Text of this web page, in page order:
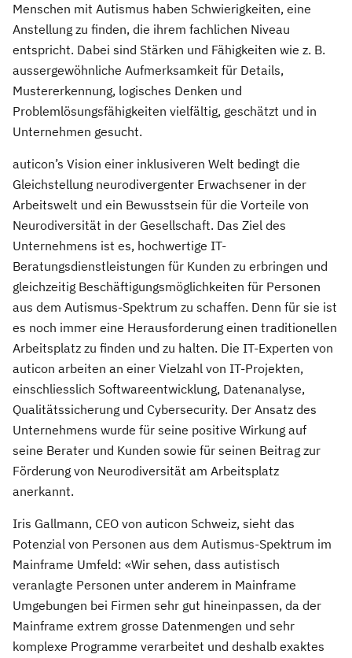
Menschen mit Autismus haben Schwierigkeiten, eine
Anstellung zu finden, die ihrem fachlichen Niveau
entspricht. Dabei sind Stärken und Fähigkeiten wie z. B.
aussergewöhnliche Aufmerksamkeit für Details,
Mustererkennung, logisches Denken und
Problemlösungsfähigkeiten vielfältig, geschätzt und in
Unternehmen gesucht.
auticon’s Vision einer inklusiveren Welt bedingt die
Gleichstellung neurodivergenter Erwachsener in der
Arbeitswelt und ein Bewusstsein für die Vorteile von
Neurodiversität in der Gesellschaft. Das Ziel des
Unternehmens ist es, hochwertige IT-
Beratungsdienstleistungen für Kunden zu erbringen und
gleichzeitig Beschäftigungsmöglichkeiten für Personen
aus dem Autismus-Spektrum zu schaffen. Denn für sie ist
es noch immer eine Herausforderung einen traditionellen
Arbeitsplatz zu finden und zu halten. Die IT-Experten von
auticon arbeiten an einer Vielzahl von IT-Projekten,
einschliesslich Softwareentwicklung, Datenanalyse,
Qualitätssicherung und Cybersecurity. Der Ansatz des
Unternehmens wurde für seine positive Wirkung auf
seine Berater und Kunden sowie für seinen Beitrag zur
Förderung von Neurodiversität am Arbeitsplatz
anerkannt.
Iris Gallmann, CEO von auticon Schweiz, sieht das
Potenzial von Personen aus dem Autismus-Spektrum im
Mainframe Umfeld: «Wir sehen, dass autistisch
veranlagte Personen unter anderem in Mainframe
Umgebungen bei Firmen sehr gut hineinpassen, da der
Mainframe extrem grosse Datenmengen und sehr
komplexe Programme verarbeitet und deshalb exaktes